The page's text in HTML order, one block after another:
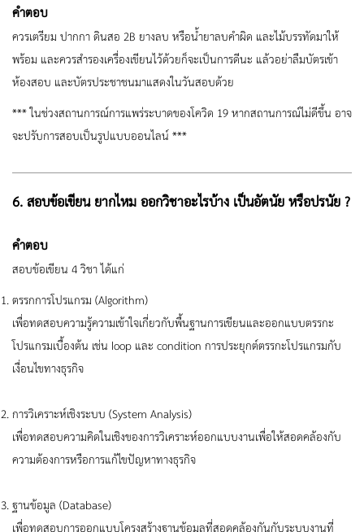
คำตอบ
ควรเตรียม ปากกา ดินสอ 2B ยางลบ หรือน้ำยาลบคำผิด และไม้บรรทัดมาให้
พร้อม และควรสำรองเครื่องเขียนไว้ด้วยก็จะเป็นการดีนะ แล้วอย่าลืมบัตรเข้า
ห้องสอบ และบัตรประชาชนมาแสดงในวันสอบด้วย
*** ในช่วงสถานการณ์การแพร่ระบาดของโควิด 19 หากสถานการณ์ไม่ดีขึ้น อาจ
จะปรับการสอบเป็นรูปแบบออนไลน์ ***
6. สอบข้อเขียน ยากไหม ออกวิชาอะไรบ้าง เป็นอัตนัย หรือปรนัย ?
คำตอบ
สอบข้อเขียน 4 วิชา ได้แก่
ตรรกการโปรแกรม (Algorithm)
เพื่อทดสอบความรู้ความเข้าใจเกี่ยวกับพื้นฐานการเขียนและออกแบบตรรกะ
โปรแกรมเบื้องต้น เช่น loop และ condition การประยุกต์ตรรกะโปรแกรมกับ
เงื่อนไขทางธุรกิจ
การวิเคราะห์เชิงระบบ (System Analysis)
เพื่อทดสอบความคิดในเชิงของการวิเคราะห์ออกแบบงานเพื่อให้สอดคล้องกับ
ความต้องการหรือการแก้ไขปัญหาทางธุรกิจ
ฐานข้อมูล (Database)